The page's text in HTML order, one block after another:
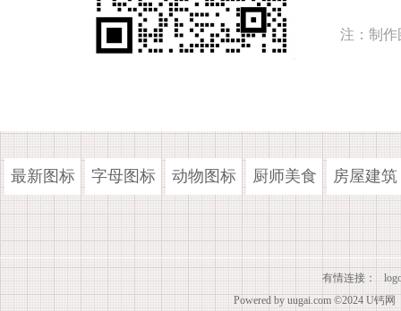
注：制作
最新图标 字母图标 动物图标 厨师美食 房屋建筑
有情连接：
Powered by uugai.com ©2024 U钙网